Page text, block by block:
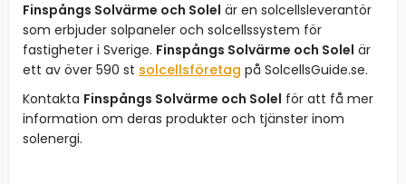
Finspångs Solvärme och Solel är en solcellsleverantör
som erbjuder solpaneler och solcellssystem för
fastigheter i Sverige. Finspångs Solvärme och Solel är
ett av över 590 st solcellsföretag på SolcellsGuide.se.
Kontakta Finspångs Solvärme och Solel för att få mer
information om deras produkter och tjänster inom
solenergi.